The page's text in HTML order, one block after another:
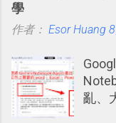
學
作者： Esor Huang
亂、